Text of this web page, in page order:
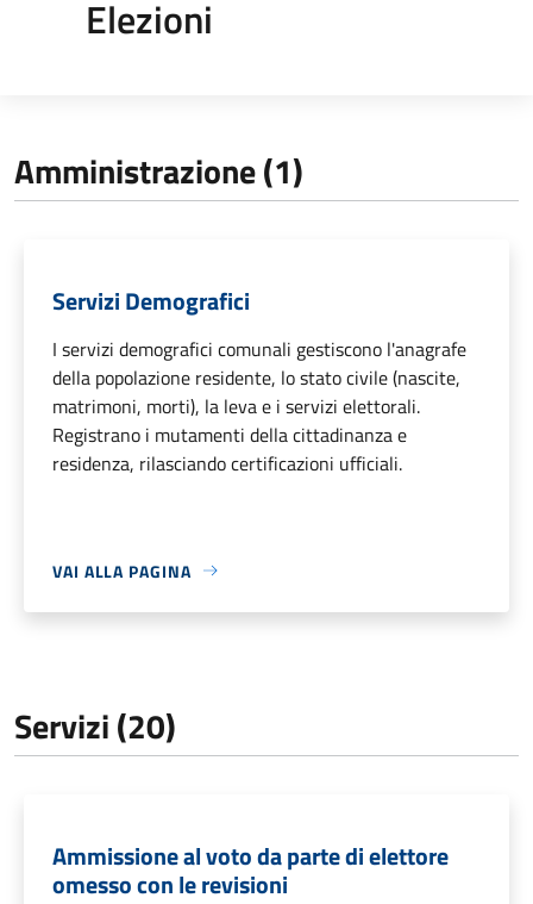
Elezioni
Amministrazione (1)
Servizi Demografici
I servizi demografici comunali gestiscono l'anagrafe
della popolazione residente, lo stato civile (nascite,
matrimoni, morti), la leva e i servizi elettorali.
Registrano i mutamenti della cittadinanza e
residenza, rilasciando certificazioni ufficiali.
VAI ALLA PAGINA
Servizi (20)
Ammissione al voto da parte di elettore
omesso con le revisioni